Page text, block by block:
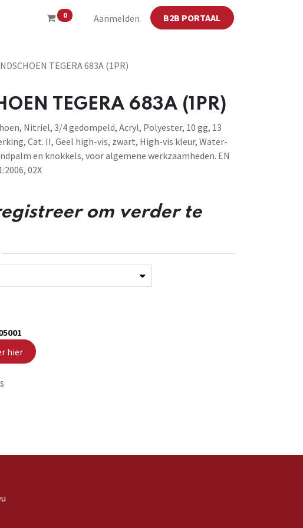
0 Aanmelden B2B PORTAAL
TEGERA 683A (1PR)
TEGERA 683A (1PR)
Nitriel, 3/4 gedompeld, Acryl, Polyester, 10 gg, 13
Cat. II, Geel high-vis, zwart, High-vis kleur, Water-
en knokkels, voor algemene werkzaamheden. EN
02X
om verder te
hier